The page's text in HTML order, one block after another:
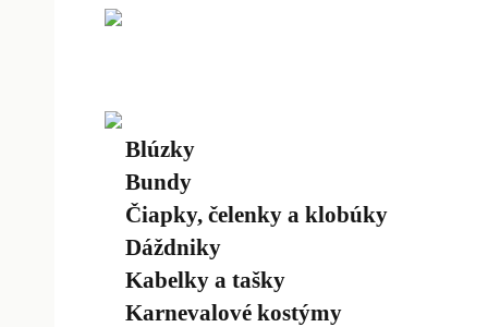
Blúzky
Bundy
Čiapky, čelenky a klobúky
Dáždniky
Kabelky a tašky
Karnevalové kostýmy